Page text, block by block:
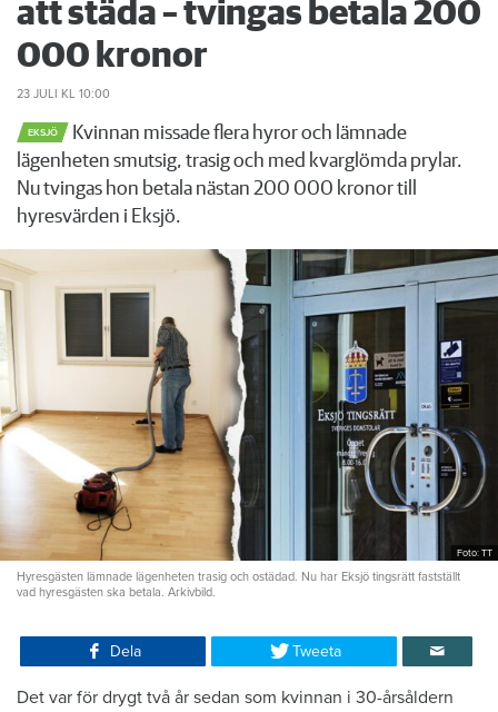
att städa – tvingas betala 200
000 kronor
23 JULI KL 10:00
EKSJÖ
Kvinnan missade flera hyror och lämnade
lägenheten smutsig, trasig och med kvarglömda prylar.
Nu tvingas hon betala nästan 200 000 kronor till
hyresvärden i Eksjö.
Foto: TT
Hyresgästen lämnade lägenheten trasig och ostädad. Nu har Eksjö tingsrätt fastställt
vad hyresgästen ska betala. Arkivbild.
Dela Tweeta
Det var för drygt två år sedan som kvinnan i 30-årsåldern